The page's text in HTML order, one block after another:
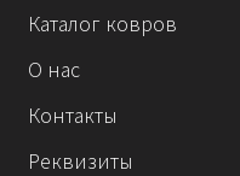
можно
Каталог ковров
О нас
Контакты
Реквизиты